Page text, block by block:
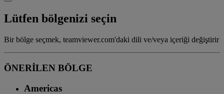
Lütfen bölgenizi seçin
Bir bölge seçmek, teamviewer.com'daki dili ve/veya içeriği değiştirir
ÖNERİLEN BÖLGE
Americas